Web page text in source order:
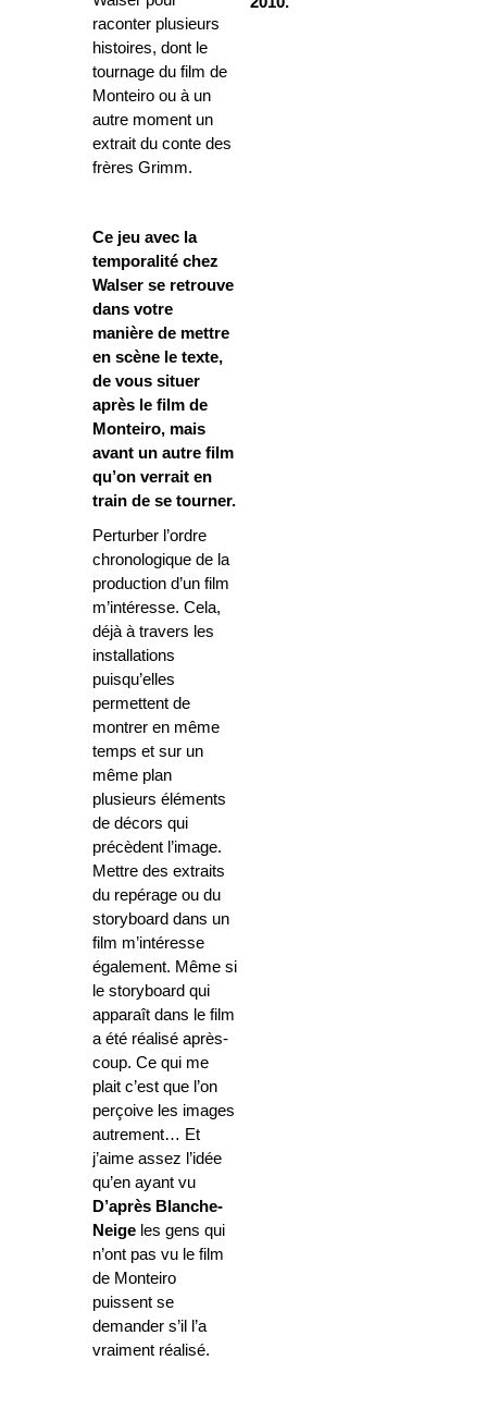
raconter plusieurs
histoires, dont le
tournage du film de
Monteiro ou à un
autre moment un
extrait du conte des
frères Grimm.
Ce jeu avec la
temporalité chez
Walser se retrouve
dans votre
manière de mettre
en scène le texte,
de vous situer
après le film de
Monteiro, mais
avant un autre film
qu’on verrait en
train de se tourner.
Perturber l’ordre
chronologique de la
production d’un film
m’intéresse. Cela,
déjà à travers les
installations
puisqu’elles
permettent de
montrer en même
temps et sur un
même plan
plusieurs éléments
de décors qui
précèdent l’image.
Mettre des extraits
du repérage ou du
storyboard dans un
film m’intéresse
également. Même si
le storyboard qui
apparaît dans le film
a été réalisé après-
coup. Ce qui me
plait c’est que l’on
perçoive les images
autrement… Et
j’aime assez l’idée
qu’en ayant vu
D’après Blanche-
Neige les gens qui
n’ont pas vu le film
de Monteiro
puissent se
demander s’il l’a
vraiment réalisé.